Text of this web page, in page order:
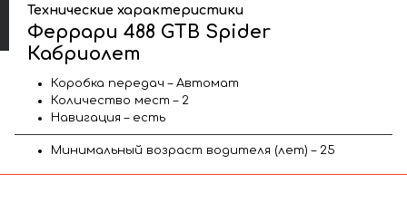
Технические характеристики
Феррари 488 GTB Spider
Кабриолет
Коробка передач – Автомат
Количество мест – 2
Навигация – есть
Минимальный возраст водителя (лет) – 25